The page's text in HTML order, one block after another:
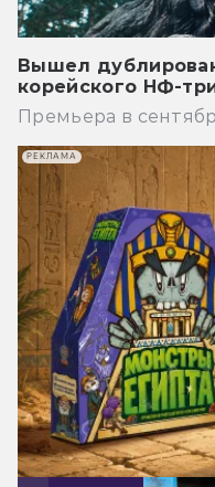
Вышел
корейского НФ-
Премьера в
РЕКЛАМА